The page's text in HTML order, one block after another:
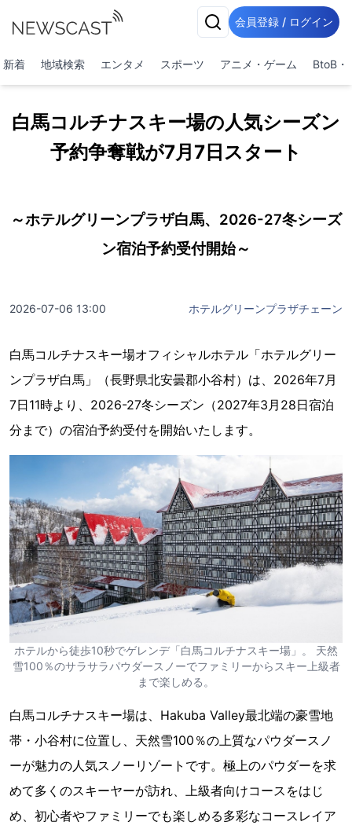
会員登録 / ログイン
新着 地域検索 エンタメ スポーツ アニメ・ゲーム BtoB・
白馬コルチナスキー場の人気シーズン
予約争奪戦が7月7日スタート
～ホテルグリーンプラザ白馬、2026-27冬シーズ
ン宿泊予約受付開始～
2026-07-06 13:00 ホテルグリーンプラザチェーン
白馬コルチナスキー場オフィシャルホテル「ホテルグリー
ンプラザ白馬」（長野県北安曇郡小谷村）は、2026年7月
7日11時より、2026-27冬シーズン（2027年3月28日宿泊
分まで）の宿泊予約受付を開始いたします。
ホテルから徒歩10秒でゲレンデ「白馬コルチナスキー場」。 天然
雪100％のサラサラパウダースノーでファミリーからスキー上級者
まで楽しめる。
白馬コルチナスキー場は、Hakuba Valley最北端の豪雪地
帯・小谷村に位置し、天然雪100％の上質なパウダースノ
ーが魅力の人気スノーリゾートです。極上のパウダーを求
めて多くのスキーヤーが訪れ、上級者向けコースをはじ
め、初心者やファミリーでも楽しめる多彩なコースレイア